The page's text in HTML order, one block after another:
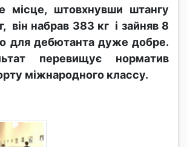
місце, штовхнувши штангу
він набрав 383 кг і зайняв 8
для дебютанта дуже добре.
перевищує норматив
міжнародного классу.